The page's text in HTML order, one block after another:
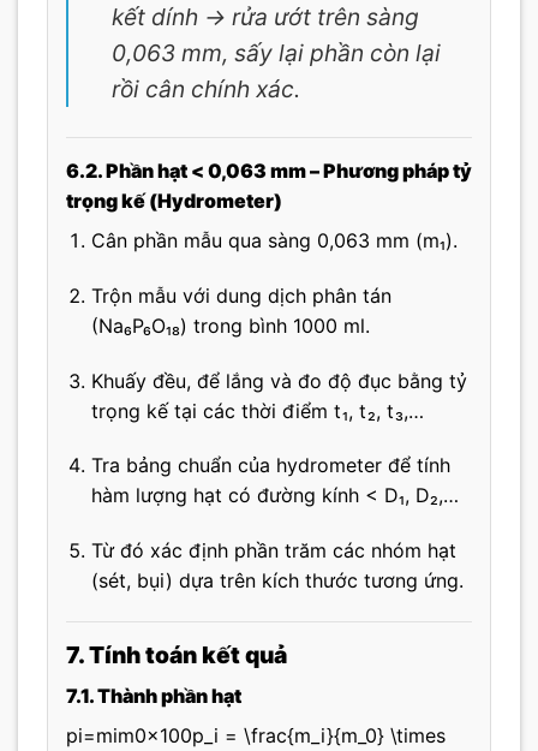
kết dính → rửa ướt trên sàng
0,063 mm, sấy lại phần còn lại
rồi cân chính xác.
6.2. Phần hạt < 0,063 mm – Phương pháp tỷ
trọng kế (Hydrometer)
Cân phần mẫu qua sàng 0,063 mm (m₁).
Trộn mẫu với dung dịch phân tán
(Na₆P₆O₁₈) trong bình 1000 ml.
Khuấy đều, để lắng và đo độ đục bằng tỷ
trọng kế tại các thời điểm t₁, t₂, t₃,…
Tra bảng chuẩn của hydrometer để tính
hàm lượng hạt có đường kính < D₁, D₂,…
Từ đó xác định phần trăm các nhóm hạt
(sét, bụi) dựa trên kích thước tương ứng.
7. Tính toán kết quả
7.1. Thành phần hạt
pi=mim0×100p_i = \frac{m_i}{m_0} \times